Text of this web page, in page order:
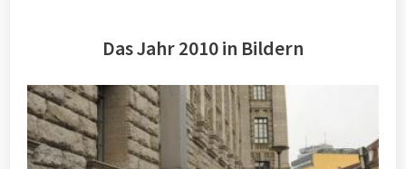
Das Jahr 2010 in Bildern